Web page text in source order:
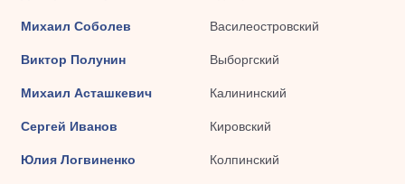
Михаил Соболев Василеостровский
Виктор Полунин Выборгский
Михаил Асташкевич Калининский
Сергей Иванов Кировский
Юлия Логвиненко Колпинский